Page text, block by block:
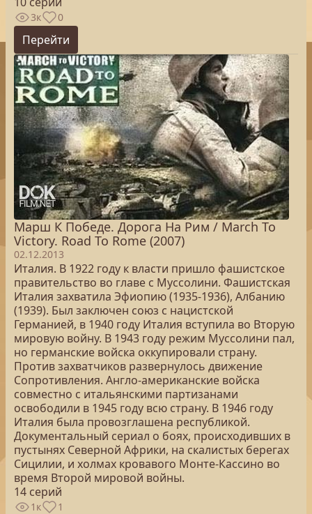
3к 0
Перейти
Марш К Победе. Дорога На Рим / March To
Victory. Road To Rome (2007)
02.12.2013
Италия. В 1922 году к власти пришло фашистское
правительство во главе с Муссолини. Фашистская
Италия захватила Эфиопию (1935-1936), Албанию
(1939). Был заключен союз с нацистской
Германией, в 1940 году Италия вступила во Вторую
мировую войну. В 1943 году режим Муссолини пал,
но германские войска оккупировали страну.
Против захватчиков развернулось движение
Сопротивления. Англо-американские войска
совместно с итальянскими партизанами
освободили в 1945 году всю страну. В 1946 году
Италия была провозглашена республикой.
Документальный сериал о боях, происходивших в
пустынях Северной Африки, на скалистых берегах
Сицилии, и холмах кровавого Монте-Кассино во
время Второй мировой войны.
14 серий
1к 1